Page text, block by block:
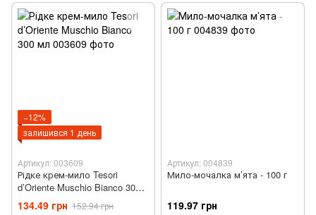
−12%
залишився 1 день
Артикул: 003609
Рідке крем-мило Tesori
d’Oriente Muschio Bianco 300
мл
134.49 грн 152.94 грн
Артикул: 004839
Мило-мочалка м’ята - 100 г
119.97 грн